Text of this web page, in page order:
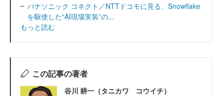
パナソニック コネクト／NTTドコモに見る、Snowflake
を駆使した“AI現場実装”の...
もっと読む
この記事の著者
谷川 耕一（タニカワ コウイチ）